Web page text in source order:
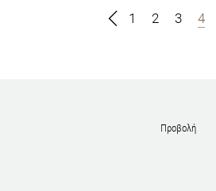
1 2 3 4
Προβολή